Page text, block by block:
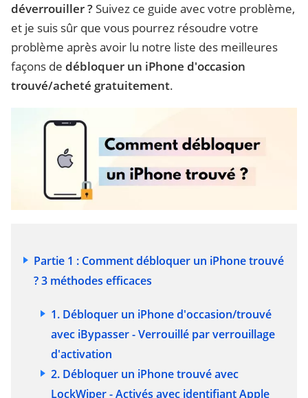
déverrouiller ? Suivez ce guide avec votre problème,
et je suis sûr que vous pourrez résoudre votre
problème après avoir lu notre liste des meilleures
façons de débloquer un iPhone d'occasion
trouvé/acheté gratuitement.
Partie 1 : Comment débloquer un iPhone trouvé
? 3 méthodes efficaces
1. Débloquer un iPhone d'occasion/trouvé
avec iBypasser -Verrouillé par verrouillage
d'activation
2. Débloquer un iPhone trouvé avec
LockWiper -Activés avec identifiant Apple